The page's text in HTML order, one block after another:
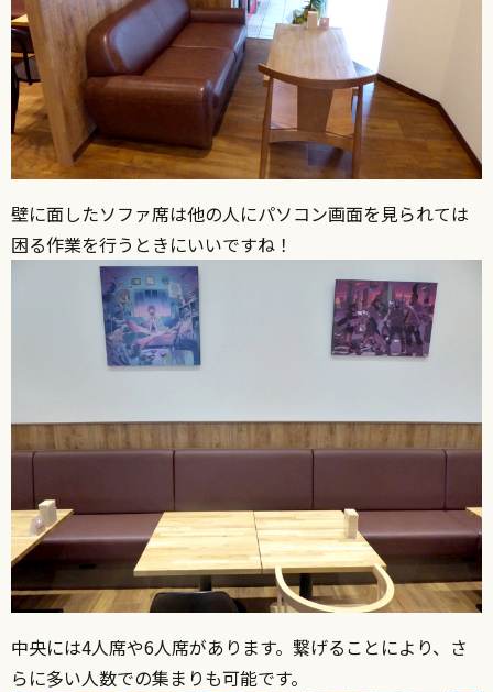
壁に面したソファ席は他の人にパソコン画面を見られては
困る作業を行うときにいいですね！
中央には4人席や6人席があります。繋げることにより、さ
らに多い人数での集まりも可能です。